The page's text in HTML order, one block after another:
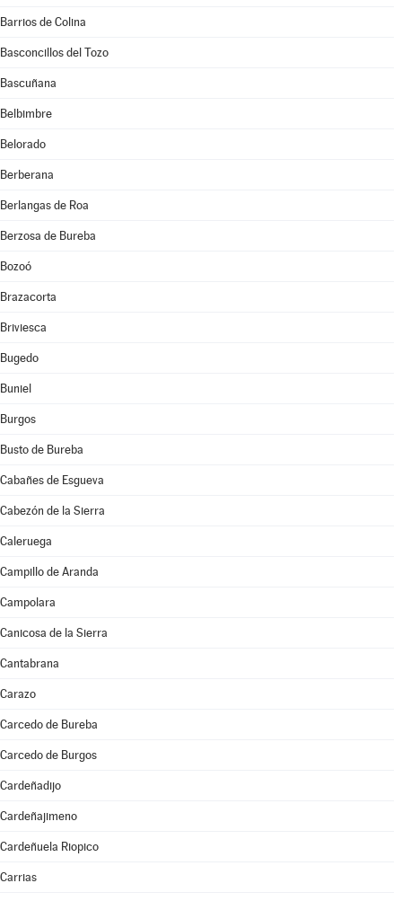
Barrios de Colina
Basconcillos del Tozo
Bascuñana
Belbimbre
Belorado
Berberana
Berlangas de Roa
Berzosa de Bureba
Bozoó
Brazacorta
Briviesca
Bugedo
Buniel
Burgos
Busto de Bureba
Cabañes de Esgueva
Cabezón de la Sierra
Caleruega
Campillo de Aranda
Campolara
Canicosa de la Sierra
Cantabrana
Carazo
Carcedo de Bureba
Carcedo de Burgos
Cardeñadijo
Cardeñajimeno
Cardeñuela Riopico
Carrias